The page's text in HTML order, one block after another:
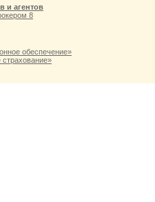
и агентов
8
обеспечение»